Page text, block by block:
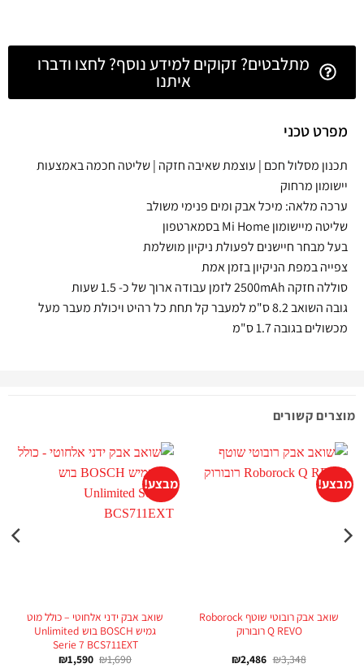
מתלבטים? זקוקים למידע נוסף? לחצו ודברו
איתנו
מפרט טכני
תכנון מסלול חכם | עוצמת שאיבה חזקה | שליטה חכמה באמצעות
יישומון מרחוק
ערכה מלאה: מיכל אבק ומים פנימי משולב
שליטה מיישומון Mi Home בסמארטפון
בעל מבחר חיישנים לפעולת ניקיון מושלמת
צפייה במפת הניקיון בזמן אמת
סוללה חזקה 2500mAh לזמן עבודה ארוך של כ- 1.5 שעות
גובה השואב 8.2 ס"מ למעבר קל תחת כל רהיט ויכולת מעבר מעל
מכשולים בגובה 1.7 ס"מ
מוצרים קשורים
מבצע!
שואב אבק רובוטי שוטף Roborock
Q REVO רובורוק
₪3,348
₪2,486
מבצע!
שואב אבק ידני אלחוטי – כולל מוט
גמיש BOSCH בוש Unlimited
Serie 7 BCS711EXT
₪1,690
₪1,590